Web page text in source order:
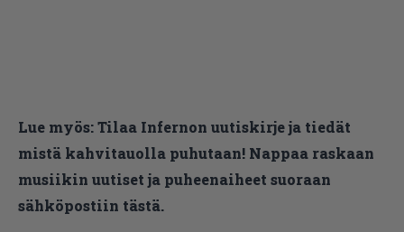
Lue myös:Tilaa Infernon uutiskirje ja tiedät
mistä kahvitauolla puhutaan! Nappaa raskaan
musiikin uutiset ja puheenaiheet suoraan
sähköpostiin tästä.